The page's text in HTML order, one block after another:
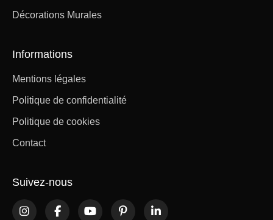
Décorations Murales
Informations
Mentions légales
Politique de confidentialité
Politique de cookies
Contact
Suivez-nous